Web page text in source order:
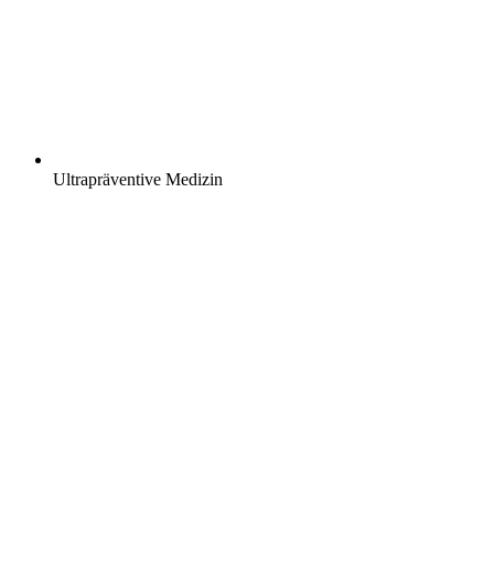
Ultrapräventive Medizin